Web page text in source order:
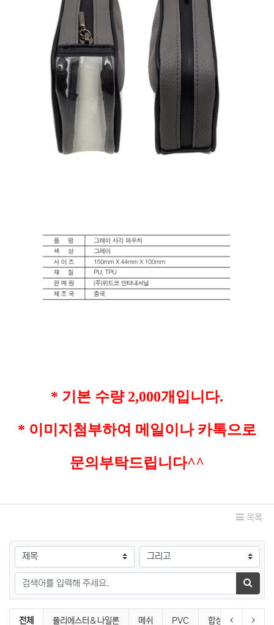
* 기본 수량 2,000개입니다.
* 이미지첨부하여 메일이나 카톡으로
문의부탁드립니다^^
목록
검색대상
검색어
검색하
pouch 분류 목록
전체 폴리에스터＆나일론 메쉬 PVC 합성피혁이전 분류다음